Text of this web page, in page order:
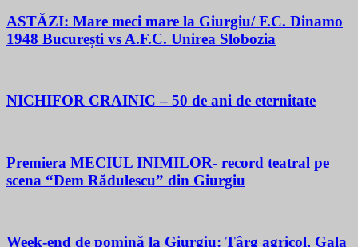
ASTĂZI: Mare meci mare la Giurgiu/ F.C. Dinamo
1948 București vs A.F.C. Unirea Slobozia
NICHIFOR CRAINIC – 50 de ani de eternitate
Premiera MECIUL INIMILOR- record teatral pe
scena “Dem Rădulescu” din Giurgiu
Week-end de pomină la Giurgiu: Târg agricol, Gala